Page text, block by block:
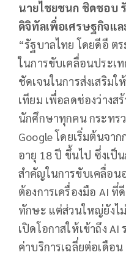
นายไชยชนก ชิดชอบ
ดิจิทัลเพื่อเศรษฐกิจแล
“รัฐบาลไทย โดยดีอี ต
ในการขับเคลื่อนประเ
ชัดเจนในการส่งเสริมใ
เทียม เพื่อลดช่องว่างส
นักศึกษาทุกคน กระทร
Google โดยเริ่มต้นจา
อายุ 18 ปี ขึ้นไป ซึ่งเ
สำคัญในการขับเคลื่อน
ต้องการเครื่องมือ AI
ทักษะ แต่ส่วนใหญ่ยังไ
เปิดโอกาสให้เข้าถึง
ค่าบริการเฉลี่ยต่อเดือ